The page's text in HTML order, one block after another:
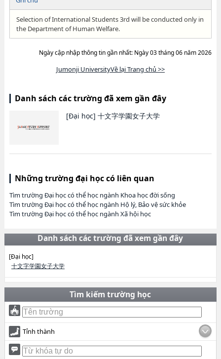
Selection of International Students 3rd will be conducted only in
the Department of Human Welfare.
Ngày cập nhập thông tin gần nhất: Ngày 03 tháng 06 năm 2026
Jumonji UniversityVề lại Trang chủ >>
Danh sách các trường đã xem gần đây
[Đại học] 十文字学園女子大学
Những trường đại học có liên quan
Tìm trường Đại học có thể học ngành Khoa học đời sống
Tìm trường Đại học có thể học ngành Hộ lý, Bảo vệ sức khỏe
Tìm trường Đại học có thể học ngành Xã hội học
Danh sách các trường đã xem gần đây
[Đại học]
十文字学園女子大学
Tìm kiếm trường học
Tỉnh thành